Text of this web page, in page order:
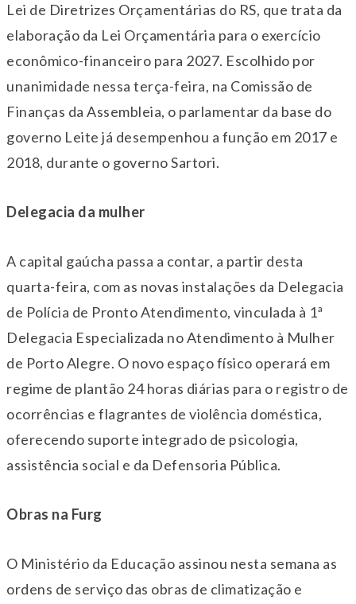
Lei de Diretrizes Orçamentárias do RS, que trata da
elaboração da Lei Orçamentária para o exercício
econômico-financeiro para 2027. Escolhido por
unanimidade nessa terça-feira, na Comissão de
Finanças da Assembleia, o parlamentar da base do
governo Leite já desempenhou a função em 2017 e
2018, durante o governo Sartori.
Delegacia da mulher
A capital gaúcha passa a contar, a partir desta
quarta-feira, com as novas instalações da Delegacia
de Polícia de Pronto Atendimento, vinculada à 1ª
Delegacia Especializada no Atendimento à Mulher
de Porto Alegre. O novo espaço físico operará em
regime de plantão 24 horas diárias para o registro de
ocorrências e flagrantes de violência doméstica,
oferecendo suporte integrado de psicologia,
assistência social e da Defensoria Pública.
Obras na Furg
O Ministério da Educação assinou nesta semana as
ordens de serviço das obras de climatização e